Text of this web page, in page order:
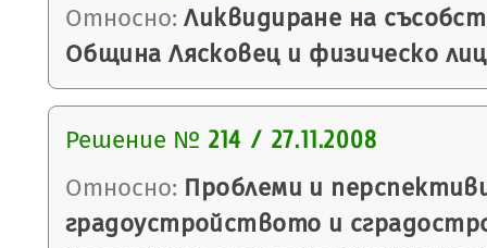
Относно: Ликвидиране на
Община Лясковец и физическо
Решение № 214 / 27.11.2008
Относно: Проблеми и
градоустройството и